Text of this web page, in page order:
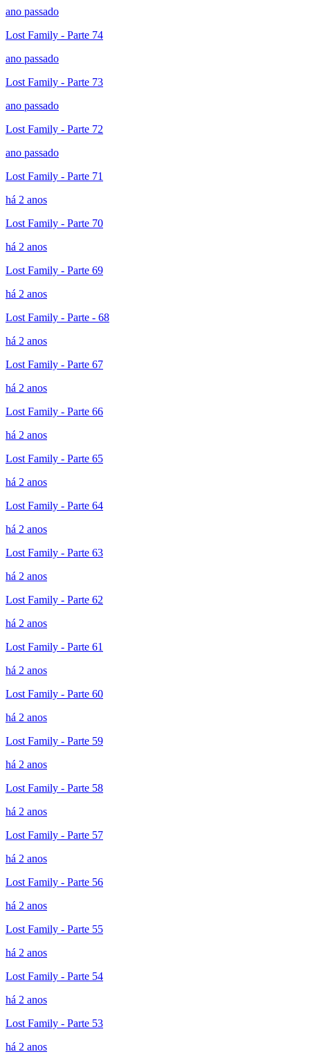
ano passado
Lost Family - Parte 74
ano passado
Lost Family - Parte 73
ano passado
Lost Family - Parte 72
ano passado
Lost Family - Parte 71
há 2 anos
Lost Family - Parte 70
há 2 anos
Lost Family - Parte 69
há 2 anos
Lost Family - Parte - 68
há 2 anos
Lost Family - Parte 67
há 2 anos
Lost Family - Parte 66
há 2 anos
Lost Family - Parte 65
há 2 anos
Lost Family - Parte 64
há 2 anos
Lost Family - Parte 63
há 2 anos
Lost Family - Parte 62
há 2 anos
Lost Family - Parte 61
há 2 anos
Lost Family - Parte 60
há 2 anos
Lost Family - Parte 59
há 2 anos
Lost Family - Parte 58
há 2 anos
Lost Family - Parte 57
há 2 anos
Lost Family - Parte 56
há 2 anos
Lost Family - Parte 55
há 2 anos
Lost Family - Parte 54
há 2 anos
Lost Family - Parte 53
há 2 anos